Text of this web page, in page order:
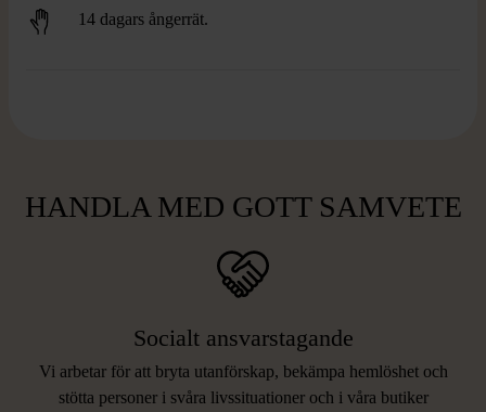
14 dagars ångerrät.
HANDLA MED GOTT SAMVETE
Socialt ansvarstagande
Vi arbetar för att bryta utanförskap, bekämpa hemlöshet och
stötta personer i svåra livssituationer och i våra butiker